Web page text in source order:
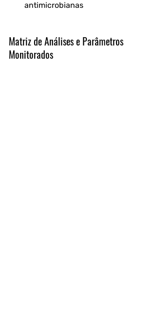
antimicrobianas
Matriz de Análises e Parâmetros
Monitorados